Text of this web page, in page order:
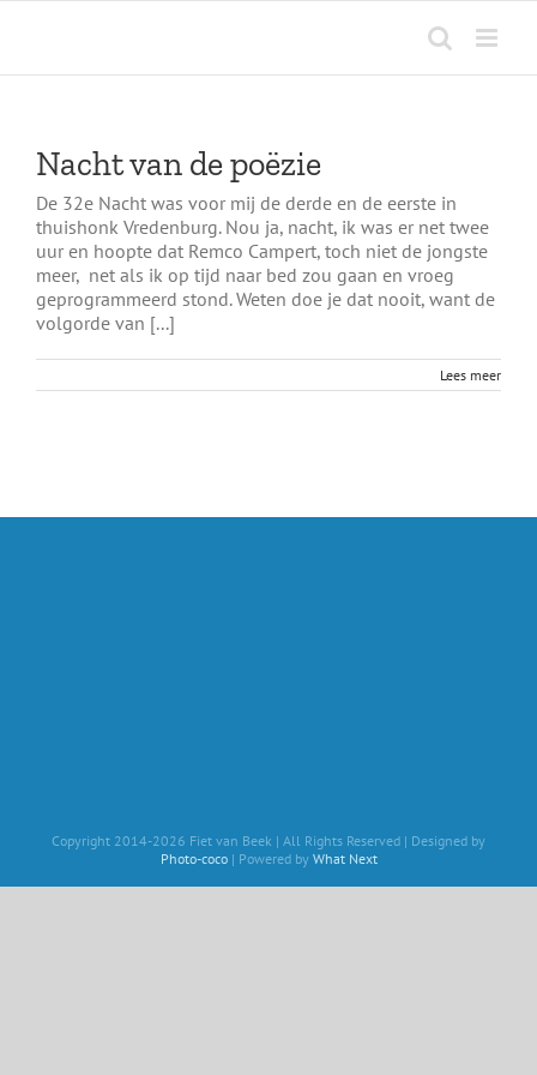
Nacht van de poëzie
De 32e Nacht was voor mij de derde en de eerste in
thuishonk Vredenburg. Nou ja, nacht, ik was er net twee
uur en hoopte dat Remco Campert, toch niet de jongste
meer, net als ik op tijd naar bed zou gaan en vroeg
geprogrammeerd stond. Weten doe je dat nooit, want de
volgorde van [...]
Lees meer
Copyright 2014-2026 Fiet van Beek | All Rights Reserved | Designed by
Photo-coco| Powered by What Next